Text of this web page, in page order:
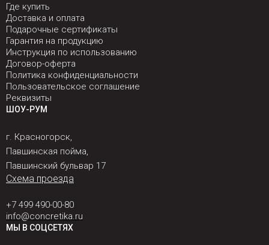
Где купить
Доставка и оплата
Подарочные сертификаты
Гарантия на продукцию
Инструкция по использованию
Договор-оферта
Политика конфиденциальности
Пользовательское соглашение
Реквизиты
ШОУ-РУМ
г. Красногорск,
Павшинская пойма,
Павшинский бульвар 17
Схема проезда
+7 499 490-00-80
info@concretika.ru
МЫ В СОЦСЕТЯХ